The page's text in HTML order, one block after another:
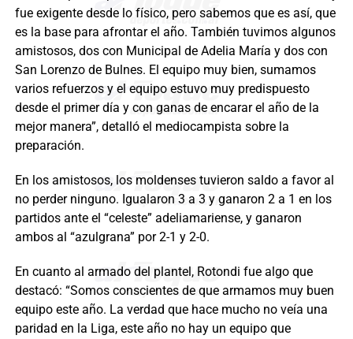
fue exigente desde lo físico, pero sabemos que es así, que
es la base para afrontar el año. También tuvimos algunos
amistosos, dos con Municipal de Adelia María y dos con
San Lorenzo de Bulnes. El equipo muy bien, sumamos
varios refuerzos y el equipo estuvo muy predispuesto
desde el primer día y con ganas de encarar el año de la
mejor manera”, detalló el mediocampista sobre la
preparación.
En los amistosos, los moldenses tuvieron saldo a favor al
no perder ninguno. Igualaron 3 a 3 y ganaron 2 a 1 en los
partidos ante el “celeste” adeliamariense, y ganaron
ambos al “azulgrana” por 2-1 y 2-0.
En cuanto al armado del plantel, Rotondi fue algo que
destacó: “Somos conscientes de que armamos muy buen
equipo este año. La verdad que hace mucho no veía una
paridad en la Liga, este año no hay un equipo que